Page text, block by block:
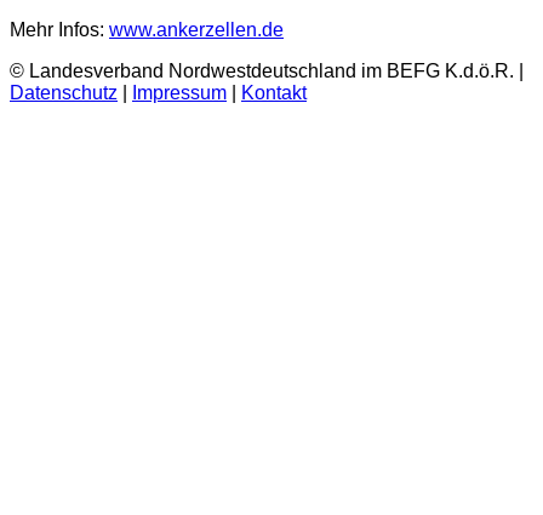
Mehr Infos: www.ankerzellen.de
© Landesverband Nordwestdeutschland im BEFG K.d.ö.R. |
Datenschutz
Impressum Kontakt